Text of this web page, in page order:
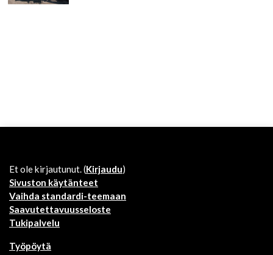
Et ole kirjautunut. (Kirjaudu)
Sivuston käytänteet
Vaihda standardi-teemaan
Saavutettavuusseloste
Tukipalvelu
Työpöytä